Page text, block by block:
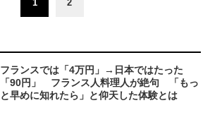
1 2
フランスでは「4万円」→日本ではたった
「90円」 フランス人料理人が絶句 「もっ
と早めに知れたら」と仰天した体験とは